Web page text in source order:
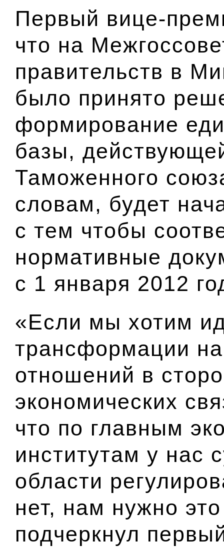
Первый вице-
что на
правительств в
было принято
формирование
базы,
Таможенного
словам, будет
с тем чтобы
нормативные
с 1 января 2012
«Если мы хотим
трансформации
отношений в
экономических
что по главным
институтам у нас
области
нет, нам нужно
подчеркнул